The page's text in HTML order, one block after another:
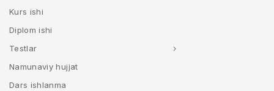
Kurs ishi
Diplom ishi
Testlar
Namunaviy hujjat
Dars ishlanma